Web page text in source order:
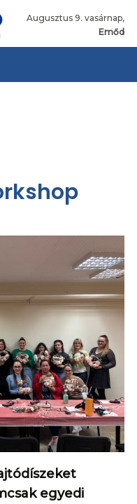
Augusztus 9. vasárnap,
Emőd
egyedi